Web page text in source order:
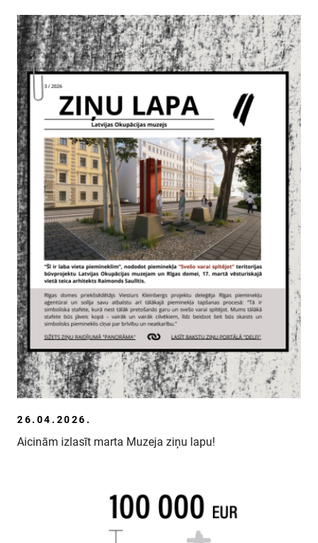
26.04.2026.
Aicinām izlasīt marta Muzeja ziņu lapu!